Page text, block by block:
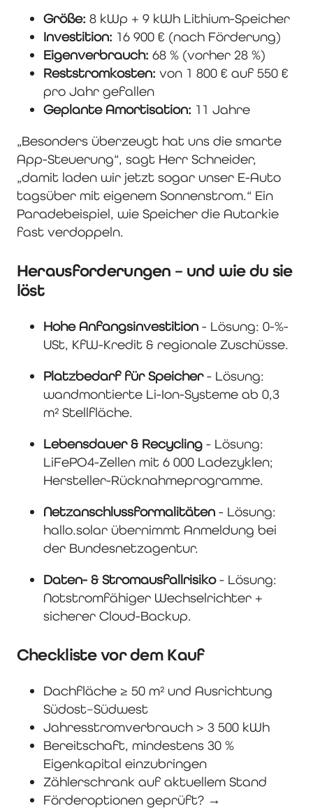
Größe: 8 kWp + 9 kWh Lithium-Speicher
Investition: 16 900 € (nach Förderung)
Eigenverbrauch: 68 % (vorher 28 %)
Reststromkosten: von 1 800 € auf 550 €
pro Jahr gefallen
Geplante Amortisation: 11 Jahre
„Besonders überzeugt hat uns die smarte
App-Steuerung“, sagt Herr Schneider,
„damit laden wir jetzt sogar unser E-Auto
tagsüber mit eigenem Sonnenstrom.“ Ein
Paradebeispiel, wie Speicher die Autarkie
fast verdoppeln.
Herausforderungen – und wie du sie
löst
Hohe Anfangsinvestition - Lösung: 0-%-
USt, KfW-Kredit & regionale Zuschüsse.
Platzbedarf für Speicher- Lösung:
wandmontierte Li-Ion-Systeme ab 0,3
m² Stellfläche.
Lebensdauer & Recycling - Lösung:
LiFePO4-Zellen mit 6 000 Ladezyklen;
Hersteller-Rücknahmeprogramme.
Netzanschlussformalitäten - Lösung:
hallo.solar übernimmt Anmeldung bei
der Bundesnetzagentur.
Daten- & Stromausfallrisiko- Lösung:
Notstromfähiger Wechselrichter +
sicherer Cloud-Backup.
Checkliste vor dem Kauf
Dachfläche ≥ 50 m² und Ausrichtung
Südost–Südwest
Jahresstromverbrauch > 3 500 kWh
Bereitschaft, mindestens 30 %
Eigenkapital einzubringen
Zählerschrank auf aktuellem Stand
Förderoptionen geprüft? →